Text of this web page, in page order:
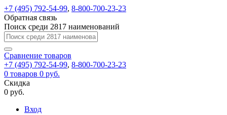
+7 (495) 792-54-99, 8-800-700-23-23
Обратная связь
Поиск среди 2817 наименований
Сравнение товаров
+7 (495) 792-54-99, 8-800-700-23-23
0 товаров 0 руб.
Скидка
0 руб.
Вход